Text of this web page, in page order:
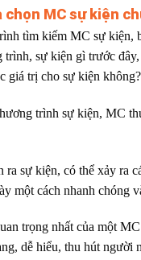
MC sự kiện
tìm kiếm MC sự kiện,
sự kiện gì trước
giá trị cho sự kiện không?
trình sự kiện, MC
ra sự kiện, có thể xảy ra
một cách nhanh
trọng nhất của một
dễ hiểu, thu hút